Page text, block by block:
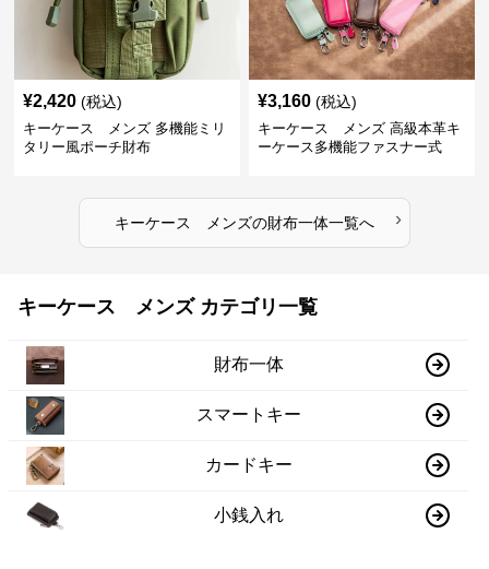
¥2,420 (税込)
キーケース メンズ 多機能ミリ
タリー風ポーチ財布
¥3,160 (税込)
キーケース メンズ 高級本革キ
ーケース多機能ファスナー式
キーケース メンズの財布一体一覧へ ›
キーケース メンズ カテゴリ一覧
財布一体
スマートキー
カードキー
小銭入れ